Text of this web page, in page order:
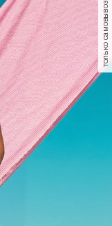
только самовывоз